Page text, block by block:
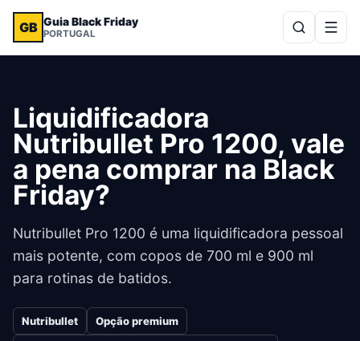
GB Guia Black Friday
PORTUGAL
Liquidificadora
Nutribullet Pro 1200, vale
a pena comprar na Black
Friday?
Nutribullet Pro 1200 é uma liquidificadora pessoal
mais potente, com copos de 700 ml e 900 ml
para rotinas de batidos.
Nutribullet Opção premium